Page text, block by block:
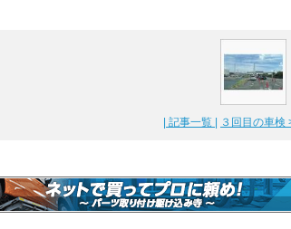
| 記事一覧 | ３回目の車検